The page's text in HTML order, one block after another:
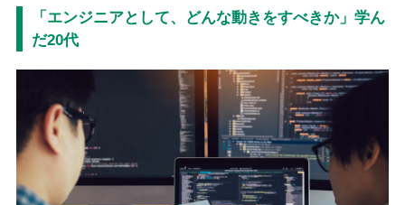
「エンジニアとして、どんな動きをすべきか」学ん
だ20代